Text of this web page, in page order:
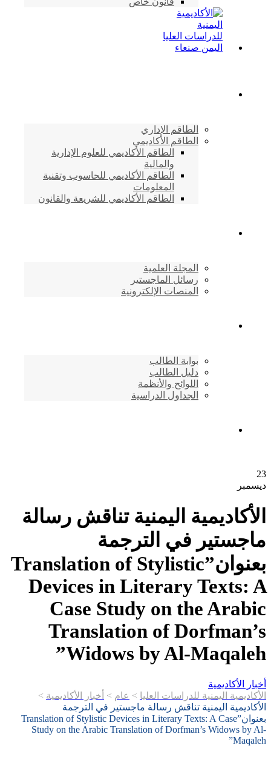
الطاقم الإداري
الطاقم الأكاديمي
الطاقم الأكاديمي للعلوم الإدارية
والمالية
الطاقم الأكاديمي للحاسوب وتقنية
المعلومات
الطاقم الأكاديمي للشريعة والقانون
المجلة العلمية
رسائل الماجستير
المنصات الإلكترونية
بوابة الطالب
دليل الطالب
اللوائح والأنظمة
الجداول الدراسية
23
ديسمبر
الأكاديمية اليمنية تناقش رسالة
ماجستير في الترجمة
بعنوان”Translation of Stylistic
Devices in Literary Texts: A
Case Study on the Arabic
Translation of Dorfman’s
Widows by Al-Maqaleh”
أخبار الأكاديمية
الأكاديمية اليمنية للدراسات العليا > عام > أخبار الأكاديمية >
الأكاديمية اليمنية تناقش رسالة ماجستير في الترجمة
بعنوان”Translation of Stylistic Devices in Literary Texts: A Case
Study on the Arabic Translation of Dorfman’s Widows by Al-
Maqaleh”